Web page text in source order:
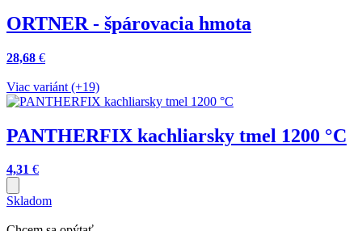
ORTNER - špárovacia hmota
28,68 €
Viac variánt (+19)
PANTHERFIX kachliarsky tmel 1200 °C
4,31 €
Skladom